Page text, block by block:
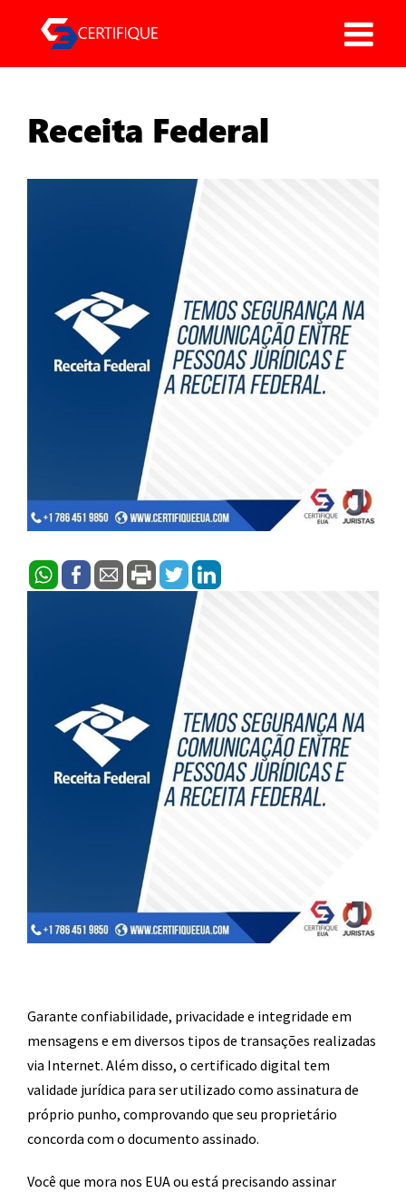
Receita Federal
Garante confiabilidade, privacidade e integridade em
mensagens e em diversos tipos de transações realizadas
via Internet. Além disso, o certificado digital tem
validade jurídica para ser utilizado como assinatura de
próprio punho, comprovando que seu proprietário
concorda com o documento assinado.
Você que mora nos EUA ou está precisando assinar